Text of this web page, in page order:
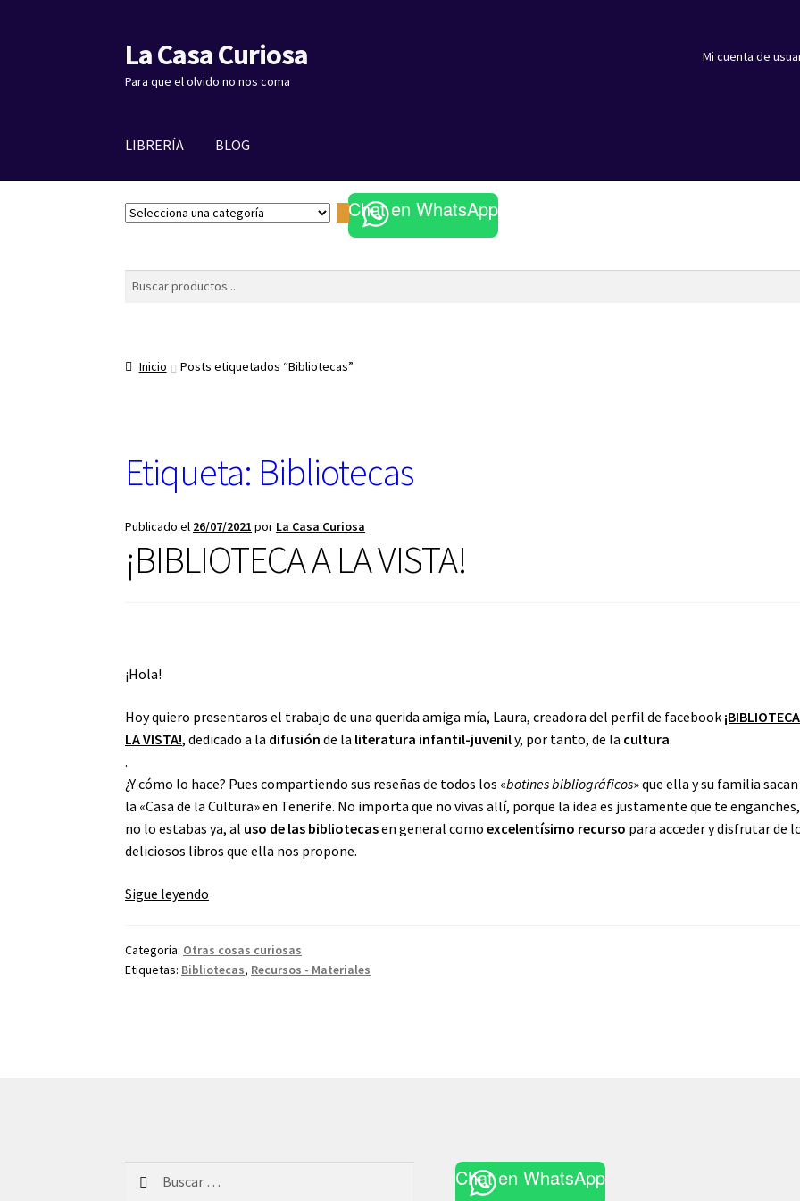
Ir
a
la
Ir
al
contenido
La Casa Curiosa
Para que el olvido no nos coma
Mi cuenta de
LIBRERÍA BLOG
S
e
n
c
a
e
o
Chat en WhatsApp
Buscar
Inicio Posts etiquetados “Bibliotecas”
Etiqueta: Bibliotecas
Publicado el 26/07/2021 por La Casa Curiosa
¡BIBLIOTECA A LA VISTA!
¡Hola!
Hoy quiero presentaros el trabajo de una querida amiga mía, Laura, creadora del perfil de facebook
LA VISTA!, dedicado a la difusiónde la literatura infantil-juvenily, por tanto, de la cultura.
.
¿Y cómo lo hace? Pues compartiendo sus reseñas de todos los «botines bibliográficos» que ella y su familia sacan
la «Casa de la Cultura» en Tenerife. No importa que no vivas allí, porque la idea es justamente que te
no lo estabas ya, al uso de las bibliotecasen general comoexcelentísimo recurso para acceder y disfrutar de
deliciosos libros que ella nos propone.
Sigue leyendo
VISTA!
Categoría: Otras cosas curiosas
Etiquetas: Bibliotecas, Recursos - Materiales
Chat en WhatsApp